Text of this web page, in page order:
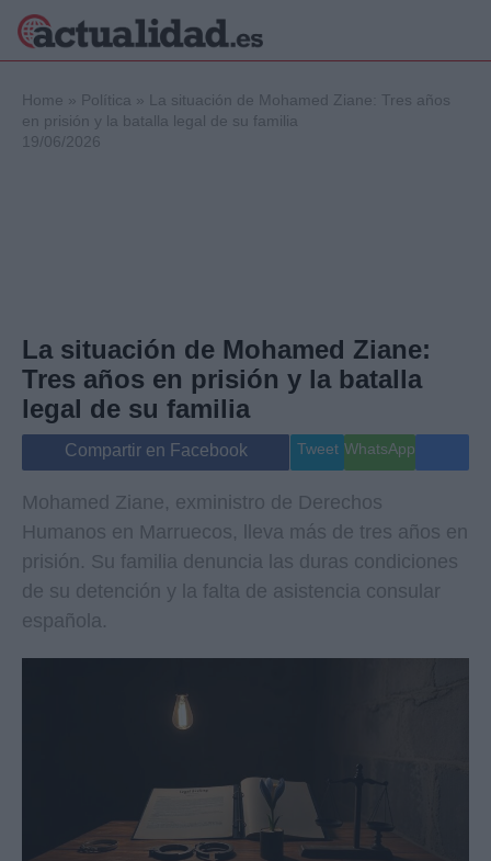
Internacional
Viajes
Gente
Musica
Home » Política »
La situación de Mohamed Ziane: Tres años
en prisión y la batalla legal de su familia
19/06/2026
La situación de Mohamed Ziane:
Tres años en prisión y la batalla
legal de su familia
Compartir en Facebook Tweet WhatsApp
Mohamed Ziane, exministro de Derechos
Humanos en Marruecos, lleva más de tres años en
prisión. Su familia denuncia las duras condiciones
de su detención y la falta de asistencia consular
española.